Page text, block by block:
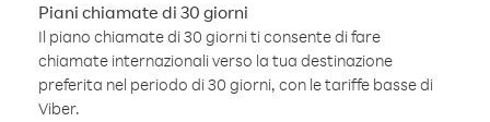
Piani chiamate di 30 giorni
Il piano chiamate di 30 giorni ti consente di fare
chiamate internazionali verso la tua destinazione
preferita nel periodo di 30 giorni, con le tariffe basse di
Viber.